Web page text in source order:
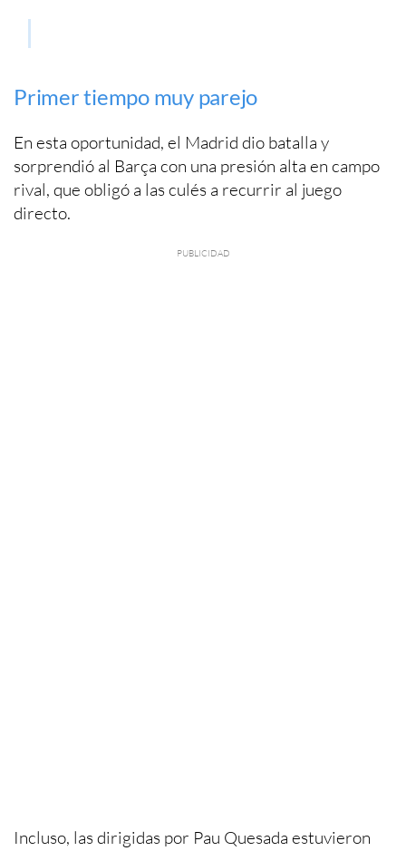
Primer tiempo muy parejo
En esta oportunidad, el Madrid dio batalla y
sorprendió al Barça con una presión alta en campo
rival, que obligó a las culés a recurrir al juego
directo.
Incluso, las dirigidas por Pau Quesada estuvieron